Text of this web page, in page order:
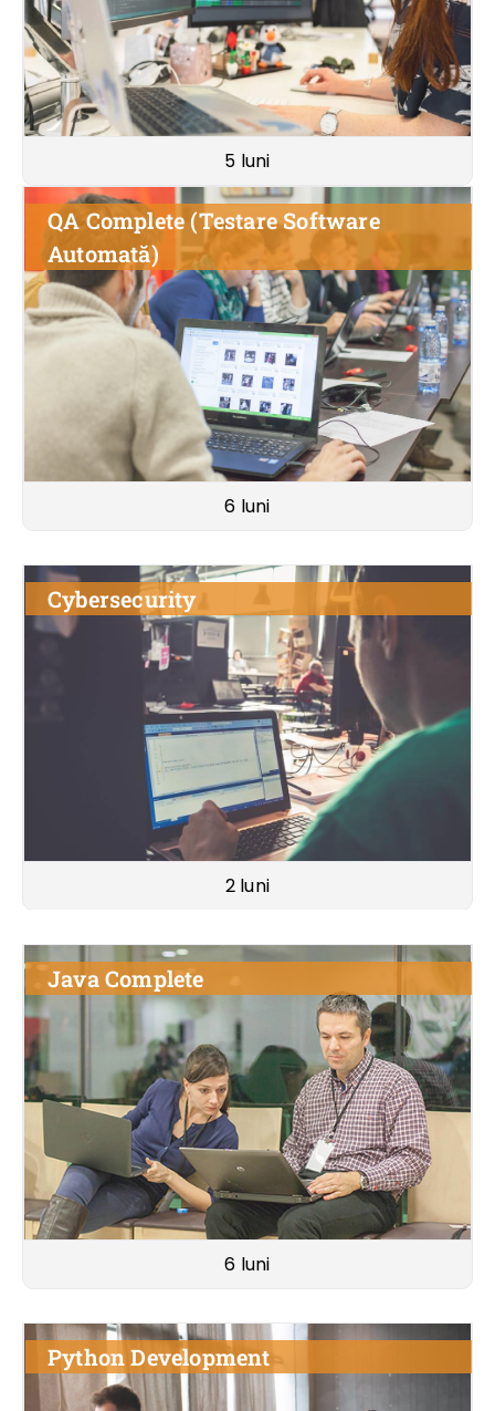
5 luni
QA Complete (Testare Software
Automată)
6 luni
Cybersecurity
2 luni
Java Complete
6 luni
Python Development